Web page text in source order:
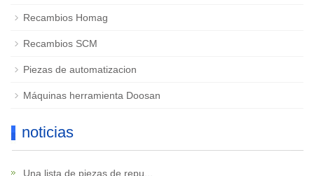
Recambios Homag
Recambios SCM
Piezas de automatizacion
Máquinas herramienta Doosan
noticias
Una lista de piezas de repu...